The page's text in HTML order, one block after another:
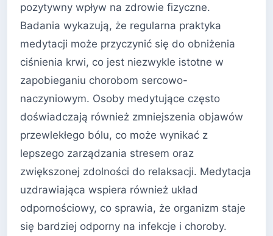
pozytywny wpływ na zdrowie fizyczne.
Badania wykazują, że regularna praktyka
medytacji może przyczynić się do obniżenia
ciśnienia krwi, co jest niezwykle istotne w
zapobieganiu chorobom sercowo-
naczyniowym. Osoby medytujące często
doświadczają również zmniejszenia objawów
przewlekłego bólu, co może wynikać z
lepszego zarządzania stresem oraz
zwiększonej zdolności do relaksacji. Medytacja
uzdrawiająca wspiera również układ
odpornościowy, co sprawia, że organizm staje
się bardziej odporny na infekcje i choroby.